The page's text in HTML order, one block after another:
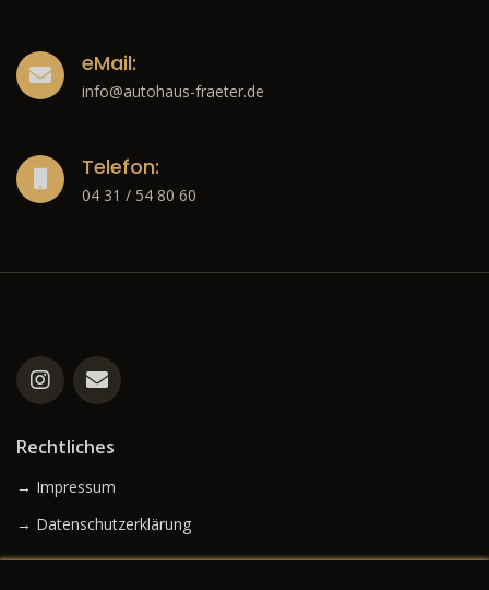
eMail:
info@autohaus-fraeter.de
Telefon:
04 31 / 54 80 60
Rechtliches
→ Impressum
→ Datenschutzerklärung